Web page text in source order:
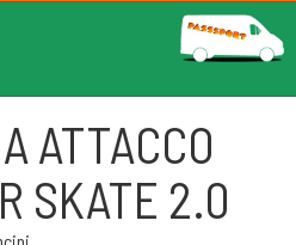
ATTACCO
SKATE 2.0